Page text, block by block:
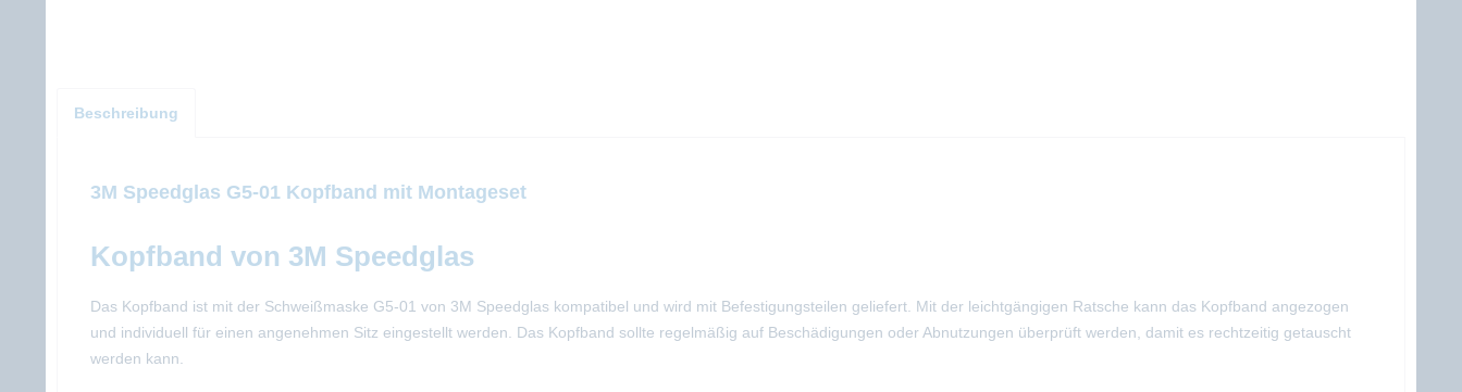
Beschreibung
3M Speedglas G5-01 Kopfband mit Montageset
Kopfband von 3M Speedglas
Das Kopfband ist mit der Schweißmaske G5-01 von 3M Speedglas kompatibel und wird mit Befestigungsteilen geliefert. Mit der leichtgängigen Ratsche kann das Kopfband angezogen
und individuell für einen angenehmen Sitz eingestellt werden. Das Kopfband sollte regelmäßig auf Beschädigungen oder Abnutzungen überprüft werden, damit es rechtzeitig getauscht
werden kann.